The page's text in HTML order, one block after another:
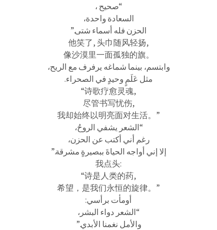
“صحيح ،
السعادة واحدة،
الحزن فله أسماء شتى.”
他笑了, 头巾随风轻扬,
像沙漠里一面孤独的旗。
وابتسم، بينما شماغه يرفرف مع الريح،
مثل عَلَمٍ وحيدٍ في الصحراء.
“诗歌疗愈灵魂,
尽管书写忧伤,
我却始终以明亮面对生活。”
“الشعر يشفي الروحُ،
رغم أني أكتب عن الحزن،
إلا إني أواجه الحياةَ ببصيرةٍ مشرقة.”
我点头:
“诗是人类的药,
希望，是我们永恒的旋律。”
أومأت برأسي:
“الشعر دواء البشر،
والأمل نغمنا الأبدي.”